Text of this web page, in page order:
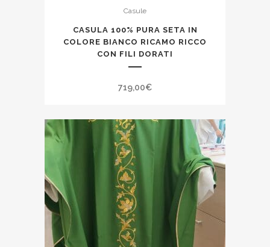
Casule
CASULA 100% PURA SETA IN
COLORE BIANCO RICAMO RICCO
CON FILI DORATI
719,00€